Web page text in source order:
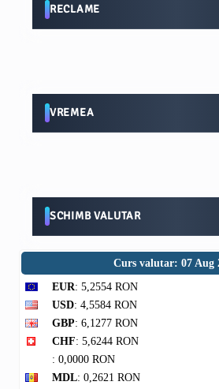
RECLAME
VREMEA
SCHIMB VALUTAR
Curs valutar: 07 Aug
EUR: 5,2554 RON
USD: 4,5584 RON
GBP: 6,1277 RON
CHF: 5,6244 RON
: 0,0000 RON
MDL: 0,2621 RON